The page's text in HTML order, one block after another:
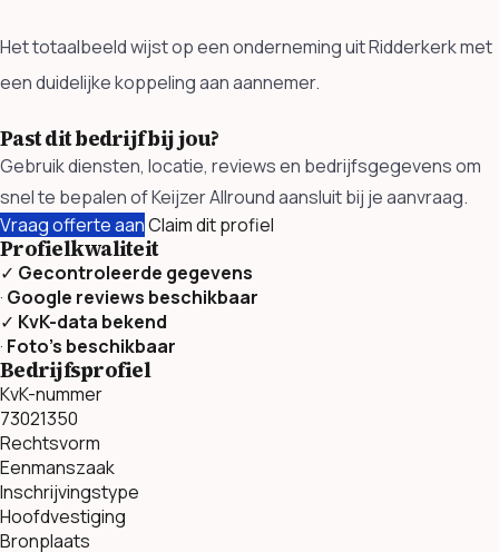
Het totaalbeeld wijst op een onderneming uit Ridderkerk met
een duidelijke koppeling aan aannemer.
Past dit bedrijf bij jou?
Gebruik diensten, locatie, reviews en bedrijfsgegevens om
snel te bepalen of Keijzer Allround aansluit bij je aanvraag.
Vraag offerte aanClaim dit profiel
Profielkwaliteit
✓ Gecontroleerde gegevens
· Google reviews beschikbaar
✓ KvK-data bekend
· Foto’s beschikbaar
Bedrijfsprofiel
KvK-nummer
73021350
Rechtsvorm
Eenmanszaak
Inschrijvingstype
Hoofdvestiging
Bronplaats